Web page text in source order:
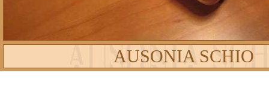
AUSONIA SCHIO